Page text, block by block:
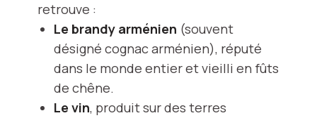
retrouve :
Le brandy arménien (souvent
désigné cognac arménien), réputé
dans le monde entier et vieilli en fûts
de chêne.
Le vin, produit sur des terres